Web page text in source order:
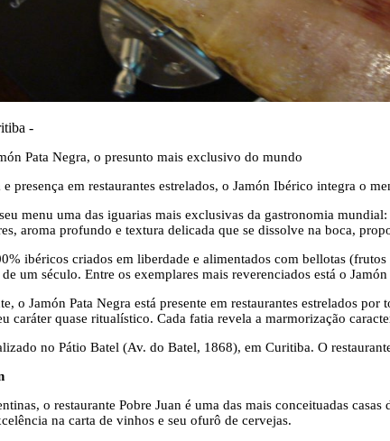
-
Pata Negra, o presunto mais exclusivo do mundo
presença em restaurantes estrelados, o Jamón Ibérico integra o
menu uma das iguarias mais exclusivas da gastronomia mundial:
aroma profundo e textura delicada que se dissolve na boca,
ibéricos criados em liberdade e alimentados com bellotas
um século. Entre os exemplares mais reverenciados está o
o Jamón Pata Negra está presente em restaurantes estrelados
caráter quase ritualístico. Cada fatia revela a marmorização
no Pátio Batel (Av. do Batel, 1868), em Curitiba. O
o restaurante Pobre Juan é uma das mais conceituadas
na carta de vinhos e seu ofurô de cervejas.